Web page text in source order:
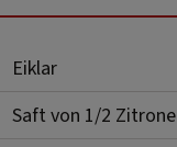
Eiklar
Saft von 1/2 Zitrone